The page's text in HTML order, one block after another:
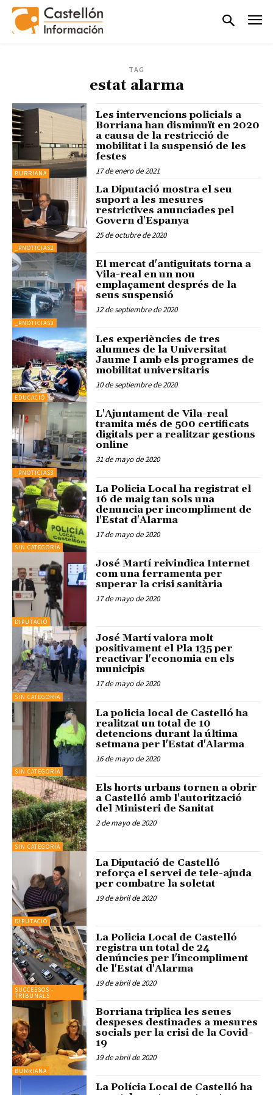
TAG
estat alarma
BURRIANA
Les intervencions policials a
Borriana han disminuït en 2020
a causa de la restricció de
mobilitat i la suspensió de les
festes
17 de enero de 2021
_PNOTICIAS2
La Diputació mostra el seu
suport a les mesures
restrictives anunciades pel
Govern d'Espanya
25 de octubre de 2020
_PNOTICIAS3
El mercat d'antiguitats torna a
Vila-real en un nou
emplaçament després de la
seus suspensió
12 de septiembre de 2020
EDUCACIÓ
Les experiències de tres
alumnes de la Universitat
Jaume I amb els programes de
mobilitat universitaris
10 de septiembre de 2020
_PNOTICIAS3
L'Ajuntament de Vila-real
tramita més de 500 certificats
digitals per a realitzar gestions
online
31 de mayo de 2020
SIN CATEGORÍA
La Policia Local ha registrat el
16 de maig tan sols una
denuncia per incompliment de
l'Estat d'Alarma
17 de mayo de 2020
DIPUTACIÓ
José Martí reivindica Internet
com una ferramenta per
superar la crisi sanitària
17 de mayo de 2020
SIN CATEGORÍA
José Martí valora molt
positivament el Pla 135 per
reactivar l'economia en els
municipis
17 de mayo de 2020
SIN CATEGORÍA
La policia local de Castelló ha
realitzat un total de 10
detencions durant la última
setmana per l'Estat d'Alarma
16 de mayo de 2020
SIN CATEGORÍA
Els horts urbans tornen a obrir
a Castelló amb l'autorització
del Ministeri de Sanitat
2 de mayo de 2020
DIPUTACIÓ
La Diputació de Castelló
reforça el servei de tele-ajuda
per combatre la soletat
19 de abril de 2020
SUCCESSOS -
TRIBUNALS
La Policia Local de Castelló
registra un total de 24
denúncies per l'incompliment
de l'Estat d'Alarma
19 de abril de 2020
BURRIANA
Borriana triplica les seues
despeses destinades a mesures
socials per la crisi de la Covid-
19
19 de abril de 2020
La Polícia Local de Castelló ha